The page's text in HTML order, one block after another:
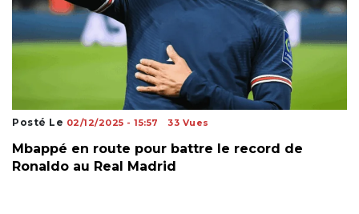
Posté Le 02/12/2025 - 15:57 33 Vues
Mbappé en route pour battre le record de
Ronaldo au Real Madrid